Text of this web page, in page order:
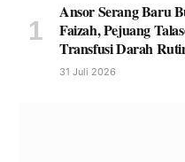
Ansor Serang Baru
Faizah, Pejuang
Transfusi Darah
31 Juli 2026